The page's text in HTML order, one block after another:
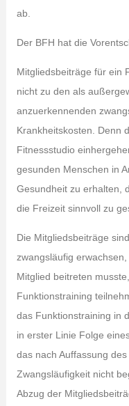
ab.
Der BFH hat die
Mitgliedsbeiträge für ein
nicht zu den als
anzuerkennenden
Krankheitskosten. Denn
Fitnessstudio
gesunden Menschen in
Gesundheit zu erhalten,
die Freizeit sinnvoll zu
Die Mitgliedsbeiträge
zwangsläufig
Mitglied beitreten
Funktionstraining
das Funktionstraining in
in erster Linie Folge
das nach Auffassung
Zwangsläufigkeit nicht
Abzug der